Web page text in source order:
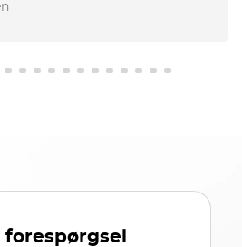
que cobrar un extra, pero
en perfecto estado.
forespørgsel